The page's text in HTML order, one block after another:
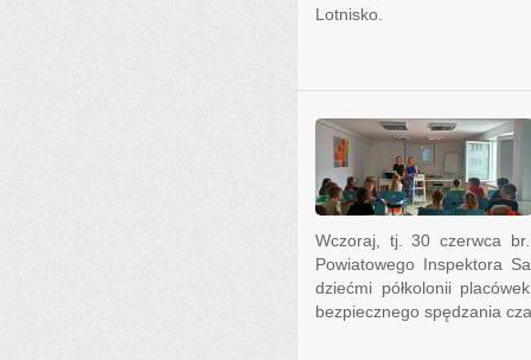
Lotnisko.
Wczoraj, tj. 30 czerwca
Powiatowego Inspektora
dziećmi półkolonii
bezpiecznego spędzania